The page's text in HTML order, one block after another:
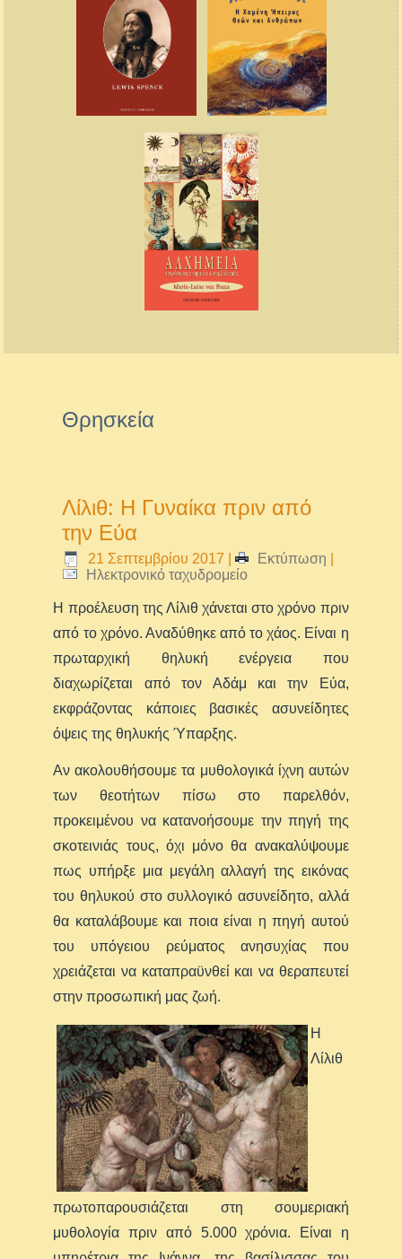
Θρησκεία
Λίλιθ: Η Γυναίκα πριν από
την Εύα
21 Σεπτεμβρίου 2017 | Εκτύπωση
Ηλεκτρονικό ταχυδρομείο
Η προέλευση της Λίλιθ χάνεται στο χρόνο πριν
από το χρόνο. Αναδύθηκε από το χάος. Είναι η
πρωταρχική θηλυκή ενέργεια που
διαχωρίζεται από τον Αδάμ και την Εύα,
εκφράζοντας κάποιες βασικές ασυνείδητες
όψεις της θηλυκής Ύπαρξης.
Αν ακολουθήσουμε τα μυθολογικά ίχνη αυτών
των θεοτήτων πίσω στο παρελθόν,
προκειμένου να κατανοήσουμε την πηγή της
σκοτεινιάς τους, όχι μόνο θα ανακαλύψουμε
πως υπήρξε μια μεγάλη αλλαγή της εικόνας
του θηλυκού στο συλλογικό ασυνείδητο, αλλά
θα καταλάβουμε και ποια είναι η πηγή αυτού
του υπόγειου ρεύματος ανησυχίας που
χρειάζεται να καταπραϋνθεί και να θεραπευτεί
στην προσωπική μας ζωή.
Η
Λίλιθ
πρωτοπαρουσιάζεται στη σουμεριακή
μυθολογία πριν από 5.000 χρόνια. Είναι η